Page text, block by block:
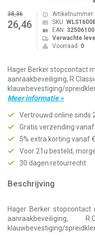
38,36
26,46
Artikelnummer:
SKU:
EAN:
Verwachte
Voorraad: 0
Hager Berker stopcontact
aanraakbeveiliging,
klauwbevestiging/
Meer informatie »
Vertrouwd online sinds
Gratis verzending
5% extra korting vanaf
Voor 21u besteld,
30 dagen retourrecht
Beschrijving
Hager Berker
klauwbevestiging/